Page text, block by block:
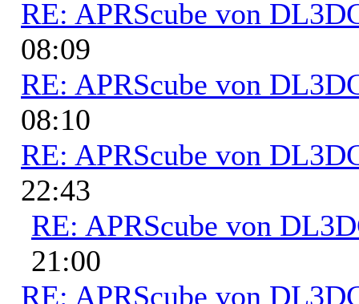
RE: APRScube von
08:09
RE: APRScube von
08:10
RE: APRScube von
22:43
RE: APRScube von
21:00
RE: APRScube von